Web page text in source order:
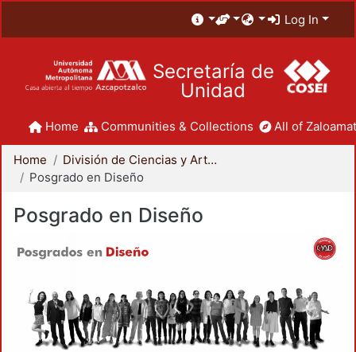
Log In
Secretaría de
Unidad
Home Communities & Collections All of
Home
División de Ciencias y Artes para el Diseño
Posgrado en Diseño
Posgrado en Diseño